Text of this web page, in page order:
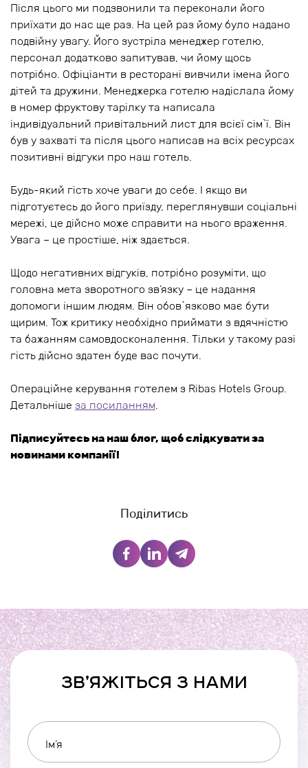
Після цього ми подзвонили та переконали його
приїхати до нас ще раз. На цей раз йому було надано
подвійну увагу. Його зустріла менеджер готелю,
персонал додатково запитував, чи йому щось
потрібно. Офіціанти в ресторані вивчили імена його
дітей та дружини. Менеджерка готелю надіслала йому
в номер фруктову тарілку та написала
індивідуальний привітальний лист для всієї сім`ї. Він
був у захваті та після цього написав на всіх ресурсах
позитивні відгуки про наш готель.
Будь-який гість хоче уваги до себе. І якщо ви
підготуєтесь до його приїзду, переглянувши соціальні
мережі, це дійсно може справити на нього враження.
Увага – це простіше, ніж здається.
Щодо негативних відгуків, потрібно розуміти, що
головна мета зворотного зв’язку – це надання
допомоги іншим людям. Він обов`язково має бути
щирим. Тож критику необхідно приймати з вдячністю
та бажанням самовдосконалення. Тільки у такому разі
гість дійсно здатен буде вас почути.
Операційне керування готелем з Ribas Hotels Group.
Детальніше за посиланням.
Підписуйтесь на наш блог, щоб слідкувати за
новинами компанії!
Поділитись
ЗВ’ЯЖІТЬСЯ З НАМИ
Ім’я